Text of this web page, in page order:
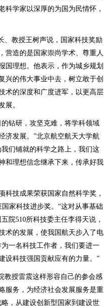
科学家以深厚的为国为民情怀，
教授王树声说，国家科技奖励
营造的是国家崇尚学术、尊重人
国理想。他表示，作为城乡规划
兴的伟大事业中去，树立敢于创
术的深度和广度进军，以更高层
展。
钻研，攻坚克难，将学科领域
济发展。”北京航空航天大学航
们铺就的科学之路上，我们这
和理想信念继承下来，传承好我
技成果荣获国家自然科学奖，
家科技进步奖。“这对从事基础
院510所科技委主任李得天说，
术的发展，使我国航天步入了电
一名科技工作者，我们要进一
设科技强国贡献应有的力量。”
授雷震这样形容自己的参会感
服务，为经济社会发展服务是重
，从建设创新型国家到建设世